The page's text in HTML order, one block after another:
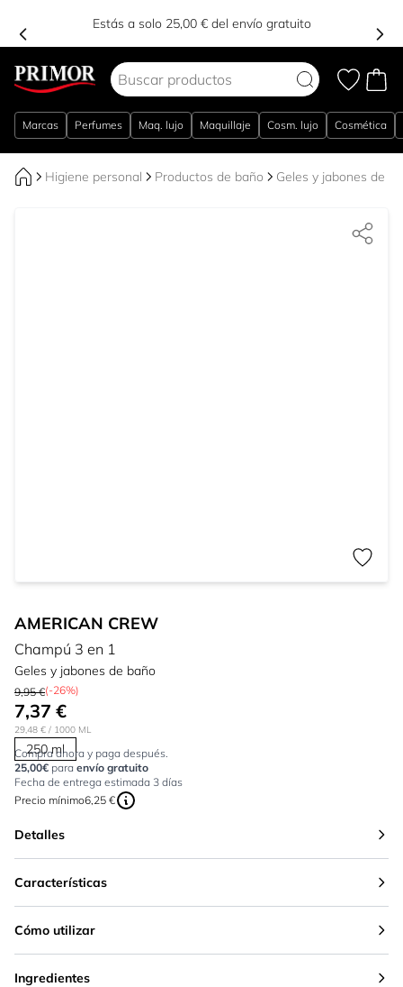
Estás a solo 25,00 € del envío gratuito
Marcas Perfumes Maq. lujo Maquillaje Cosm. lujo Cosmética
Higiene personal Productos de baño Geles y jabones de
AMERICAN CREW
Champú 3 en 1
Geles y jabones de baño
9,95 €(-26%)
7,37 €
29,48 € / 1000 ML
250 ml
Compra ahora y paga después.
25,00€ para envío gratuito
Fecha de entrega estimada 3 días
Precio mínimo6,25 €
Detalles
Características
Cómo utilizar
Ingredientes